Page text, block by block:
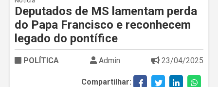
Deputados de MS lamentam perda
do Papa Francisco e reconhecem
legado do pontífice
POLÍTICA Admin 23/04/2025
Compartilhar: